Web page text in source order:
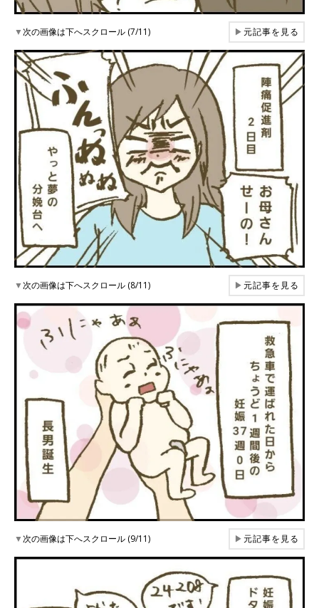
▼次の画像は下へスクロール (7/11) ▶元記事を見る
▼次の画像は下へスクロール (8/11) ▶元記事を見る
▼次の画像は下へスクロール (9/11) ▶元記事を見る